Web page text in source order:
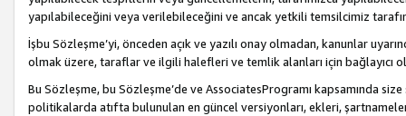
yapılabileceğini veya verilebileceğini ve ancak yetkili temsilcimiz
İşbu Sözleşme’yi, önceden açık ve yazılı onay olmadan, kanunlar
olmak üzere, taraflar ve ilgili halefleri ve temlik alanları için bağlayıcı
Bu Sözleşme, bu Sözleşme’de ve AssociatesProgramı kapsamında
politikalarda atıfta bulunulan en güncel versiyonları, ekleri,